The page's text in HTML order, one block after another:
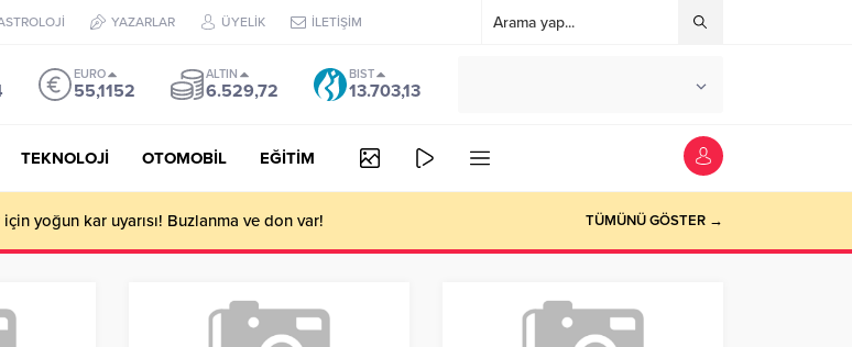
YAZARLAR ÜYELİK İLETİŞİM
EURO
55,1152
ALTIN
6.529,72
BIST
13.703,13
TEKNOLOJİ OTOMOBİL EĞİTİM
yoğun kar uyarısı! Buzlanma ve don var! TÜMÜNÜ GÖSTER →